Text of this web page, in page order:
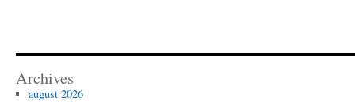
Archives
august 2026